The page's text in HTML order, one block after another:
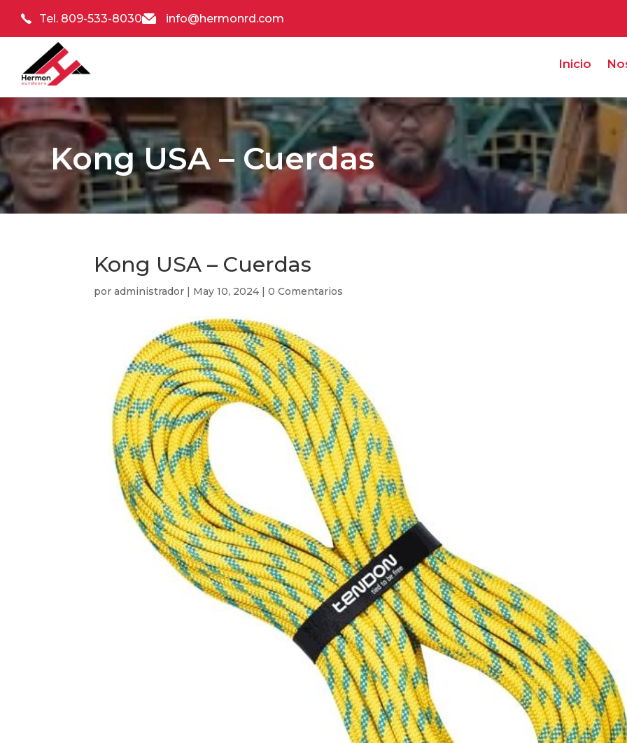
Tel. 809-533-8030 info@hermonrd.com
Inicio
Kong USA – Cuerdas
Kong USA – Cuerdas
poradministrador | May 10, 2024 |0 Comentarios